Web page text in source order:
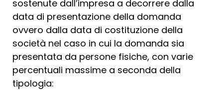
sostenute dall’impresa a decorrere dalla
data di presentazione della domanda
ovvero dalla data di costituzione della
società nel caso in cui la domanda sia
presentata da persone fisiche, con varie
percentuali massime a seconda della
tipologia: